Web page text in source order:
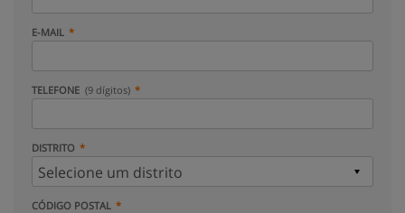
E-MAIL
TELEFONE (9 dígitos)
DISTRITO
CÓDIGO POSTAL